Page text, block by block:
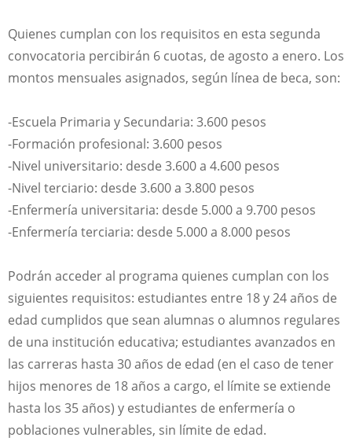
Quienes cumplan con los requisitos en esta segunda
convocatoria percibirán 6 cuotas, de agosto a enero. Los
montos mensuales asignados, según línea de beca, son:
-Escuela Primaria y Secundaria: 3.600 pesos
-Formación profesional: 3.600 pesos
-Nivel universitario: desde 3.600 a 4.600 pesos
-Nivel terciario: desde 3.600 a 3.800 pesos
-Enfermería universitaria: desde 5.000 a 9.700 pesos
-Enfermería terciaria: desde 5.000 a 8.000 pesos
Podrán acceder al programa quienes cumplan con los
siguientes requisitos: estudiantes entre 18 y 24 años de
edad cumplidos que sean alumnas o alumnos regulares
de una institución educativa; estudiantes avanzados en
las carreras hasta 30 años de edad (en el caso de tener
hijos menores de 18 años a cargo, el límite se extiende
hasta los 35 años) y estudiantes de enfermería o
poblaciones vulnerables, sin límite de edad.